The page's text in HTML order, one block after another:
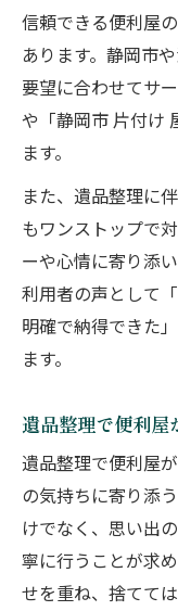
信頼できる便利屋
あります。静岡市
要望に合わせてサ
や「静岡市 片付け
ます。
また、遺品整理に
もワンストップで
ーや心情に寄り添
利用者の声として
明確で納得できた
ます。
遺品整理で便利屋
遺品整理で便利屋
の気持ちに寄り添
けでなく、思い出
寧に行うことが求
せを重ね、捨てて